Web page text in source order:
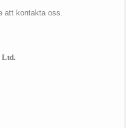
att kontakta oss.
Ltd.